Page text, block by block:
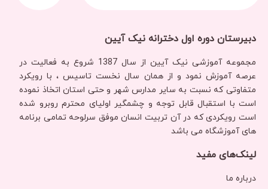
دبیرستان دوره اول دخترانه نیک آیین
مجموعه آموزشی نیک آیین از سال 1387 شروع به فعالیت در
عرصه آموزش نمود و از همان سال نخست تاسیس ، با رویکرد
متفاوتی که نسبت به سایر مدارس شهر و حتی استان اتخاذ نموده
است با استقبال قابل توجه و چشمگیر اولیای محترم روبرو شده
است رویکردی‌ که در آن تربیت انسان موفق سرلوحه تمامی برنامه
های آموزشگاه می باشد
لینک‌های مفید
درباره ما